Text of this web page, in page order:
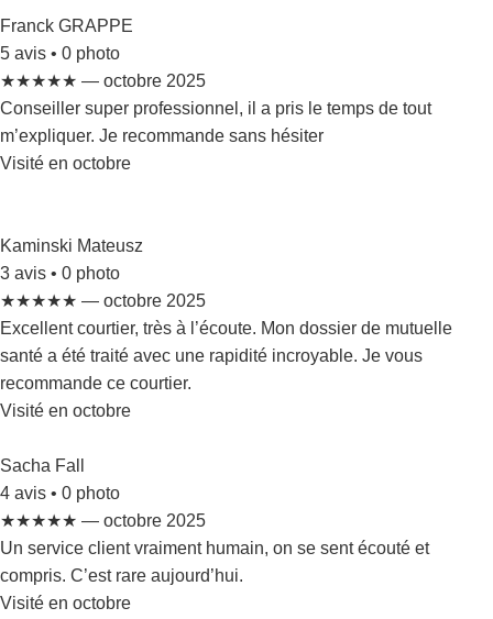
Franck GRAPPE
5 avis • 0 photo
★★★★★ — octobre 2025
Conseiller super professionnel, il a pris le temps de tout
m’expliquer. Je recommande sans hésiter
Visité en octobre
Kaminski Mateusz
3 avis • 0 photo
★★★★★ — octobre 2025
Excellent courtier, très à l’écoute. Mon dossier de mutuelle
santé a été traité avec une rapidité incroyable. Je vous
recommande ce courtier.
Visité en octobre
Sacha Fall
4 avis • 0 photo
★★★★★ — octobre 2025
Un service client vraiment humain, on se sent écouté et
compris. C’est rare aujourd’hui.
Visité en octobre